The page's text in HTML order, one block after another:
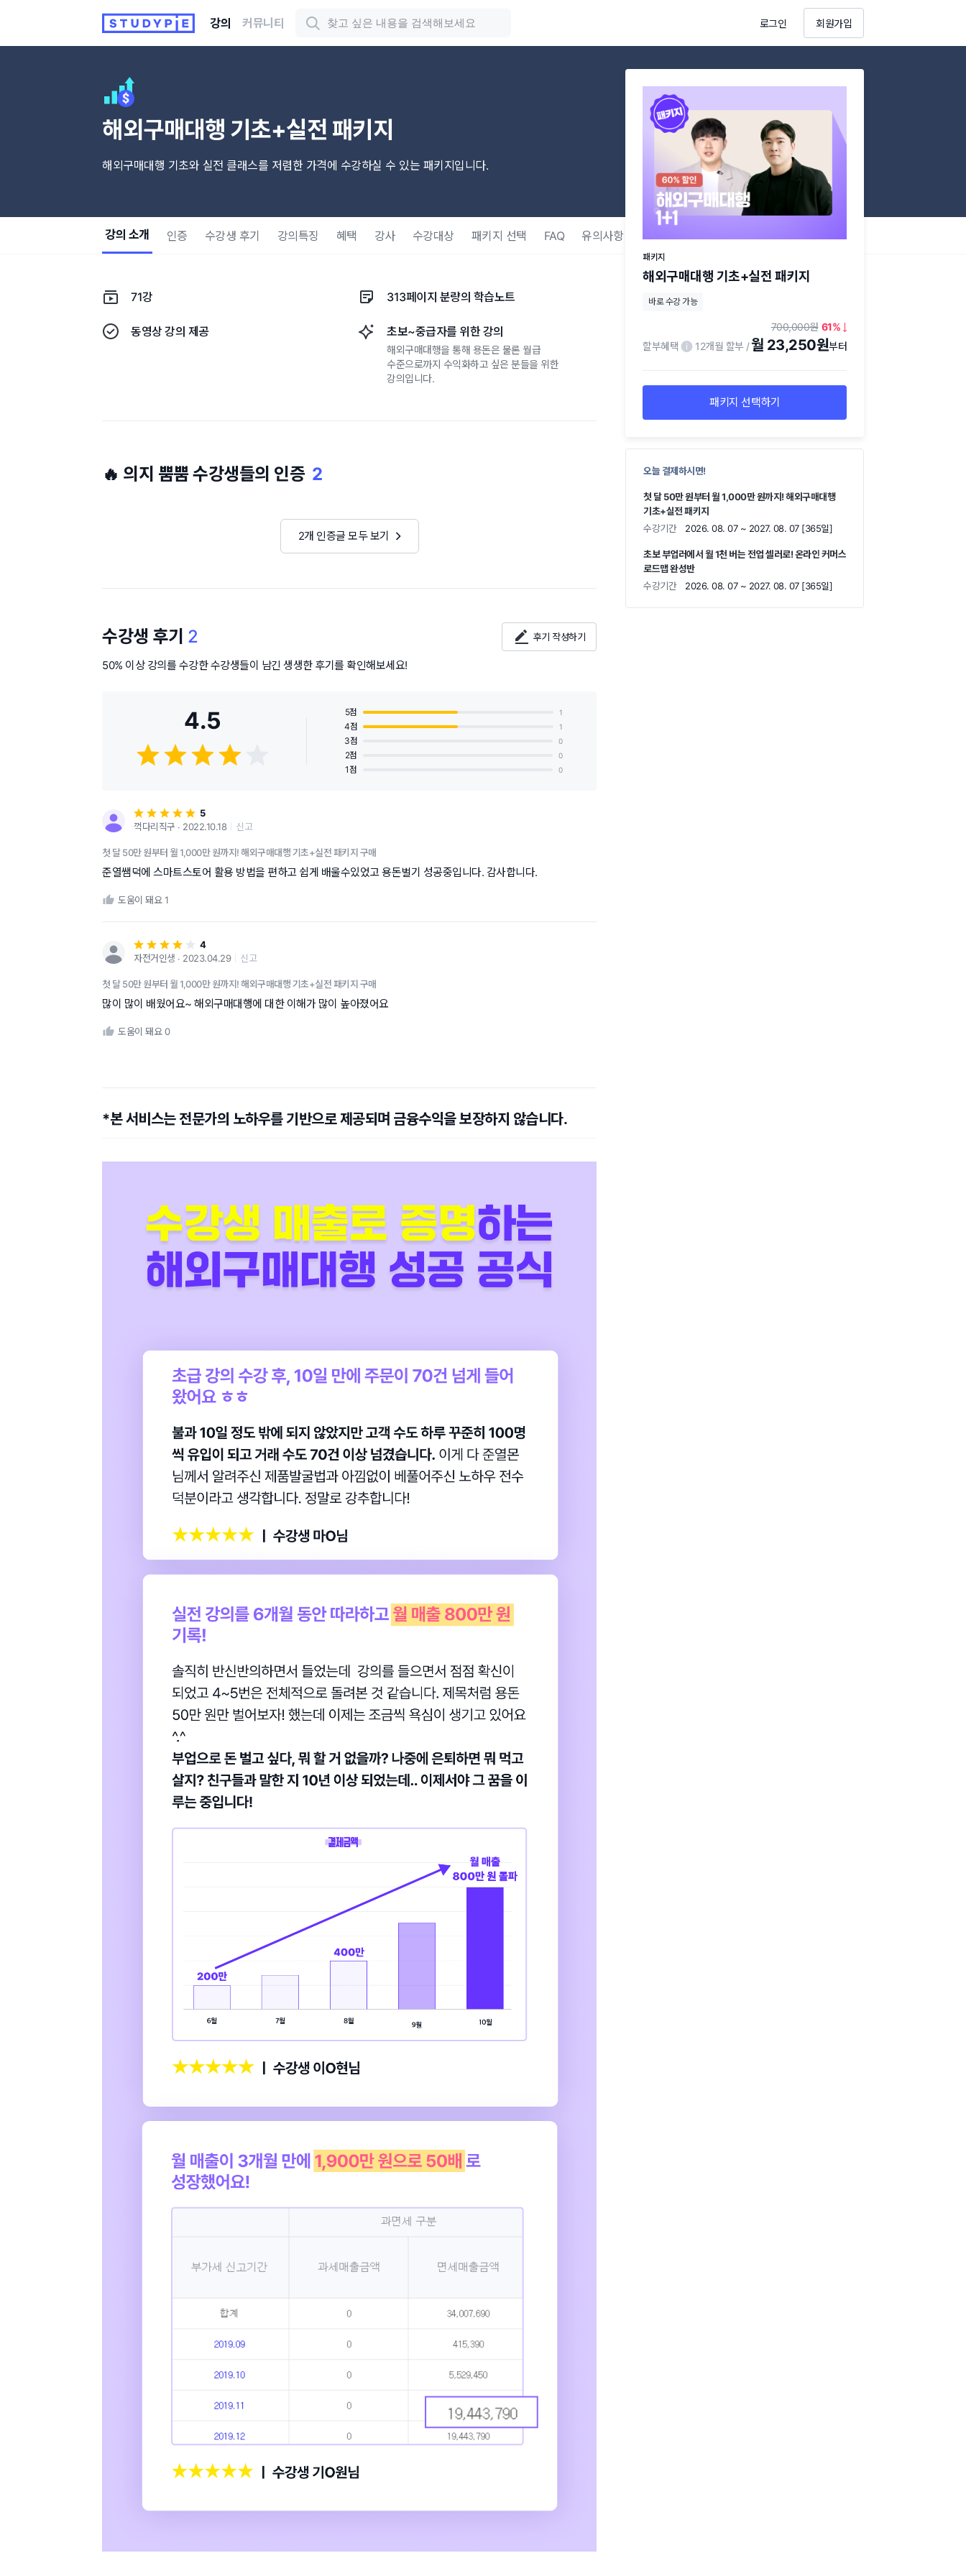
강의 커뮤니티 로그인 회원가입
해외구매대행 기초+실전 패키지
해외구매대행 기초와 실전 클래스를 저렴한 가격에 수강하실 수 있는 패키지입니다.
강의 소개 인증 수강생 후기 강의특징 혜택 강사 수강대상 패키지 선택 FAQ 유의사항
패키지
해외구매대행 기초+실전 패키지
바로 수강 가능
700,000
61
할부혜택
12개월 할부 월 23,250원
패키지 선택하기
오늘 결제하시면!
첫 달 50만 원부터 월 1,000만 원까지! 해외구매대행
기초+실전 패키지
수강기간
2026. 08. 07 ~ 2027. 08. 07 [365일]
초보 부업러에서 월 1천 버는 전업 셀러로! 온라인 커머스
로드맵 완성반
수강기간
2026. 08. 07 ~ 2027. 08. 07 [365일]
71강 313페이지 분량의 학습노트
동영상 강의 제공 초보~중급자를 위한 강의
해외구매대행을 통해 용돈은 물론 월급
수준으로까지 수익화하고 싶은 분들을 위한
강의입니다.
🔥 의지 뿜뿜 수강생들의 인증 2
2개 인증글 모두 보기
수강생 후기 2 후기 작성하기
50% 이상 강의를 수강한 수강생들이 남긴 생생한 후기를 확인해보세요!
4.5 5점 1
4점 1
3점 0
2점 0
1점 0
5
꺽다리직구 ∙ 2022.10.18
신고
첫 달 50만 원부터 월 1,000만 원까지! 해외구매대행 기초+실전 패키지 구매
준열쌤덕에 스마트스토어 활용 방법을 편하고 쉽게 배울수있었고 용돈벌기 성공중입니다. 감사합니다.
도움이 돼요 1
4
자전거인생 ∙ 2023.04.29
신고
첫 달 50만 원부터 월 1,000만 원까지! 해외구매대행 기초+실전 패키지 구매
많이 많이 배웠어요~ 해외구매대행에 대한 이해가 많이 높아졌어요
도움이 돼요 0
*본 서비스는 전문가의 노하우를 기반으로 제공되며 금융수익을 보장하지 않습니다.